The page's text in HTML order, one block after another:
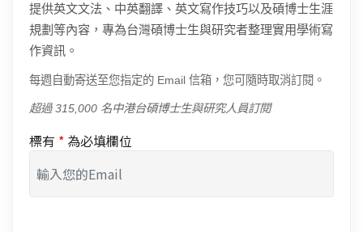
提供英文文法、中英翻譯、英文寫作技巧以及碩博士生涯
規劃等內容，專為台灣碩博士生與研究者整理實用學術寫
作資訊。
每週自動寄送至您指定的 Email 信箱，您可隨時取消訂閱。
超過 315,000 名中港台碩博士生與研究人員訂閱
標有 * 為必填欄位